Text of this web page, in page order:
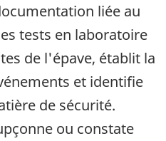
liée au
tests en laboratoire
de l'épave, établit la
et identifie
de sécurité.
ou constate